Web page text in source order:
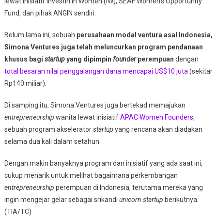
Fund, dan pihak ANGIN sendiri.
Belum lama ini, sebuah perusahaan modal ventura asal Indonesia,
Simona Ventures juga telah meluncurkan program pendanaan
khusus bagi startupyang dipimpin founderperempuan dengan
total besaran nilai penggalangan dana mencapai US$10 juta (sekitar
Rp140 miliar).
Di samping itu, Simona Ventures juga bertekad memajukan
entrepreneurship wanita lewat inisiatifAPAC Women Founders,
sebuah program akseleratorstartup yang rencana akan diadakan
selama dua kali dalam setahun.
Dengan makin banyaknya program dan inisiatif yang ada saat ini,
cukup menarik untuk melihat bagaimana perkembangan
entrepreneurship perempuan di Indonesia, terutama mereka yang
ingin mengejar gelar sebagai srikandi unicorn startup berikutnya.
(TIA/TC)